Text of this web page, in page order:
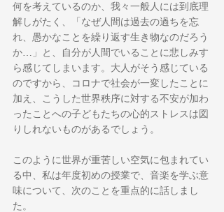
何を考えているのか、我々一般人には到底理
解しがたく、「なぜ人間は過去の過ちを忘
れ、愚かなことを繰り返す生き物なのだろう
か…」と、自分が人間でいることに悲しみす
ら感じてしまいます。大人がそう感じている
のですから、コロナで社会が一変したことに
加え、こうした世界秩序に対する不安が加わ
ったことへの子どもたちの心的ストレスは図
りしれないものがあるでしょう。
このように世界が重苦しい空気に包まれてい
る中、私は年度初めの授業で、音楽を学ぶ意
味について、次のことを重点的に話しまし
た。